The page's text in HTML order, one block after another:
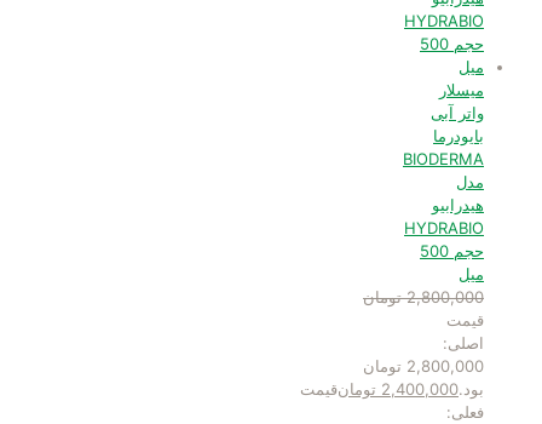
میسلار
واتر آبی
بایودرما
BIODERMA
مدل
هیدرابیو
HYDRABIO
حجم 500
میل
2,800,000 تومان
قیمت
اصلی:
2,800,000 تومان
بود.2,400,000 تومانقیمت
فعلی: